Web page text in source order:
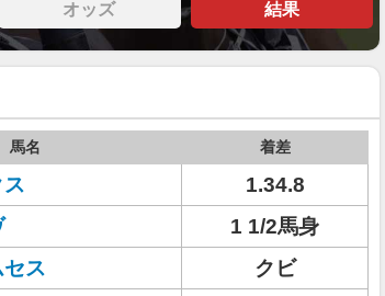
オッズ 結果
馬名 着差
1.34.8
1 1/2馬身
ス
クビ